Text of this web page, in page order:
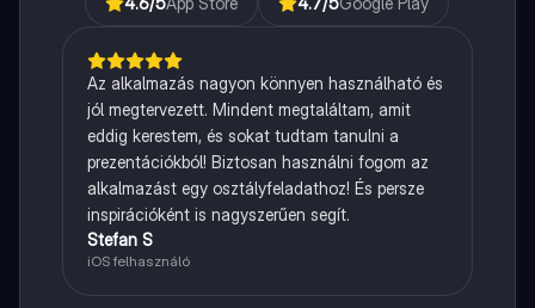
Az alkalmazás nagyon könnyen használható és
jól megtervezett. Mindent megtaláltam, amit
eddig kerestem, és sokat tudtam tanulni a
prezentációkból! Biztosan használni fogom az
alkalmazást egy osztályfeladathoz! És persze
inspirációként is nagyszerűen segít.
Stefan S
iOS felhasználó